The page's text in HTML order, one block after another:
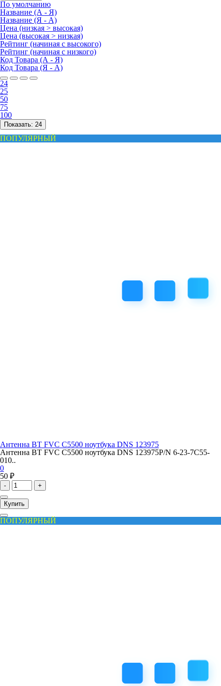
По умолчанию
Название (А - Я)
Название (Я - А)
Цена (низкая > высокая)
Цена (высокая > низкая)
Рейтинг (начиная с высокого)
Рейтинг (начиная с низкого)
Код Товара (А - Я)
Код Товара (Я - А)
24
25
50
75
100
Показать: 24
ПОПУЛЯРНЫЙ
Антенна BT FVC C5500 ноутбука DNS 123975
Антенна BT FVC C5500 ноутбука DNS 123975P/N 6-23-7C55-
010..
0
50 ₽
- +
Купить
ПОПУЛЯРНЫЙ